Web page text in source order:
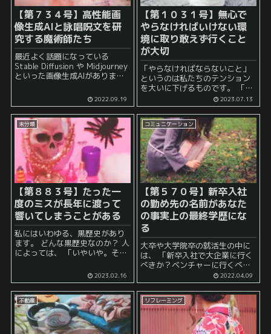
【第７３４号】高性能画
像生成AIと詠唱呪文を研
究する魔術師たち
最近よく話題になっている
Stable Diffusion や Midjourney
といった画像生成AIがありま
てみた」 といった...
2022.09.19
【第１０３１号】無心で
やらなければいけない環
境に取り敢えず行くこと
が大切
「やらなければならないこと」
というのは私たちのテンション
を大いに下げるものです。 「や
ど、 「取り敢えず明日やろう」
とか 「取り敢えず、来週やろ
う」 とか 「...
2023.07.13
未分類
【第８８３号】たった一
度のミスが長年に渡って
響いてしまうことがある
私にはいわゆる、黒歴史があり
ます。 どんな黒歴史なのか？ 人
によっては、 「いやいや。そん
と思うかもしれません。 しか
し、個人的には大いに気になっ
ていたことがあります。 そ...
2023.02.16
コミュニケーション
【第５７０号】新卒入社
の勤め先の名前があなた
の事実上の最終学歴にな
る
大卒や大学院卒の就活生の中に
は、 「新卒入社で大企業に行く
べきか？ベンチャーに行くべき
定数存在するようです。 前提と
して、自分が大企業から内定を
もらえることを暗にほのめかし
ているこの悩みはあ...
2022.04.09
不動産 リフレーミング